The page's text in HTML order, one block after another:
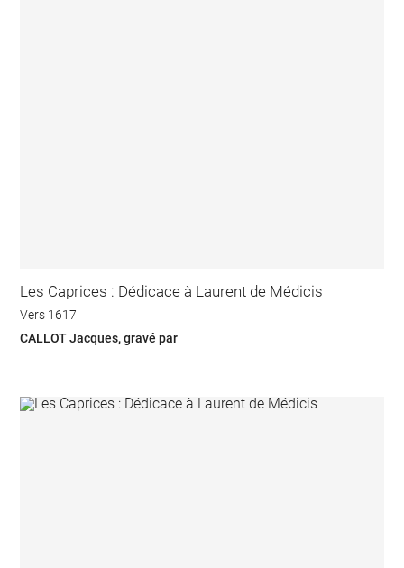
Les Caprices : Dédicace à Laurent de Médicis
Vers 1617
CALLOT Jacques, gravé par